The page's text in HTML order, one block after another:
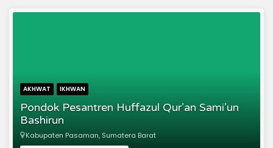
AKHWAT IKHWAN
Pondok Pesantren Huffazul Qur’an Sami’un
Bashirun
Kabupaten Pasaman, Sumatera Barat